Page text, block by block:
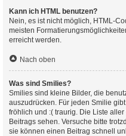
Kann ich HTML benutzen?
Nein, es ist nicht möglich, HTML-
meisten
erreicht werden.
Nach oben
Was sind Smilies?
Smilies sind kleine Bilder, die
auszudrücken. Für jeden Smilie
fröhlich und :( traurig. Die Liste
Beitrags sehen. Versuche bitte
sie können einen Beitrag schnell